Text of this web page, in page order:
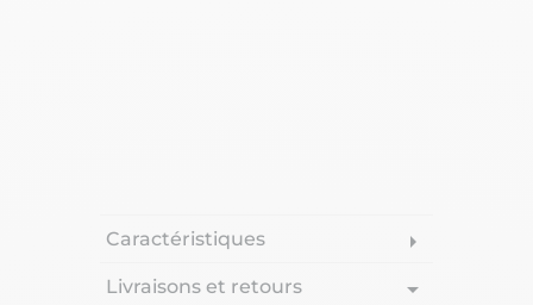
Caractéristiques arrow_right
Livraisons et retours arrow_drop_down